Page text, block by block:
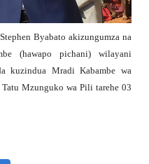
Byabato akizungumza na
(hawapo pichani) wilayani
kuzindua Mradi Kabambe wa
Mzunguko wa Pili tarehe 03